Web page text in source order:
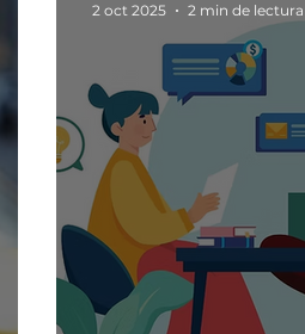
2 oct 2025
2 min de lectura